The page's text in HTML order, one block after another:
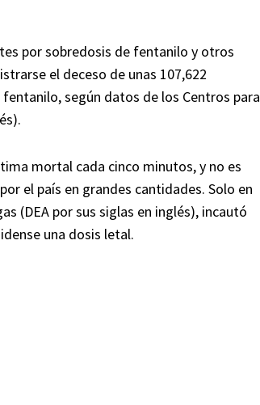
por sobredosis de fentanilo y otros
el deceso de unas 107,622
según datos de los Centros para
mortal cada cinco minutos, y no es
el país en grandes cantidades. Solo en
(DEA por sus siglas en inglés), incautó
una dosis letal.